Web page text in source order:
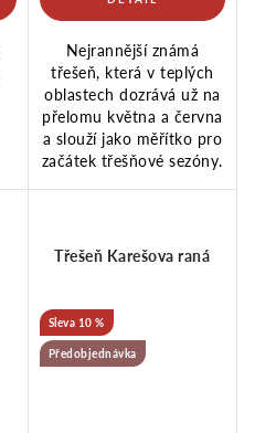
Nejrannější známá
třešeň, která v teplých
oblastech dozrává už na
přelomu května a června
a slouží jako měřítko pro
začátek třešňové sezóny.
Třešeň Karešova raná
10 %
Předobjednávka